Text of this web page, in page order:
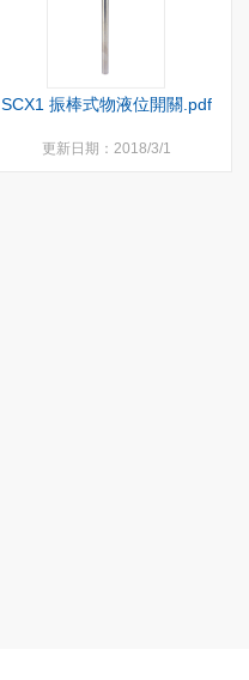
SCX1 振棒式物液位開關.pdf
更新日期：2018/3/1